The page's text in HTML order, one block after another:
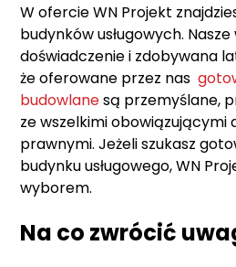
W ofercie WN Projekt
budynków usługowych.
doświadczenie i zdobywana
że oferowane przez nas
budowlanesą przemyślane,
ze wszelkimi
prawnymi. Jeżeli szukasz
budynku usługowego, WN
wyborem.
Na co zwrócić